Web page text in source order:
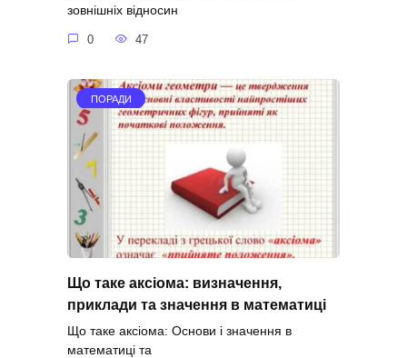
зовнішніх відносин
0 47
ПОРАДИ
Що таке аксіома: визначення,
приклади та значення в математиці
Що таке аксіома: Основи і значення в
математиці та